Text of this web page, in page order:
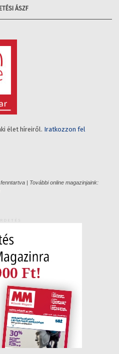
ÁSZF
élet híreiről. Iratkozzon fel
| További online magazinjaink: